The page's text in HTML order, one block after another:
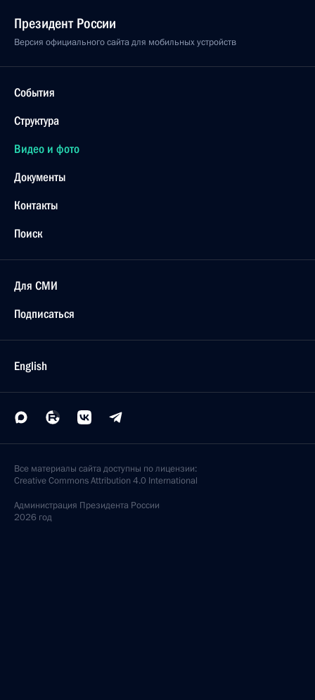
Президент России
Версия официального сайта для мобильных устройств
События
Структура
Видео и фото
Документы
Контакты
Поиск
Для СМИ
Подписаться
English
Все материалы сайта доступны по лицензии:
Creative Commons Attribution 4.0 International
Администрация Президента России
2026 год